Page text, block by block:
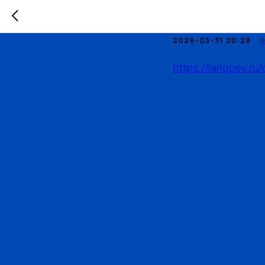
Мой
2026-03-31 20:28
https://languev.ru/